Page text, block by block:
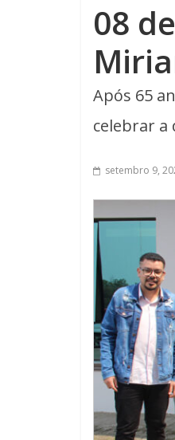
08
Após 65
celebrar a
setembro 9,